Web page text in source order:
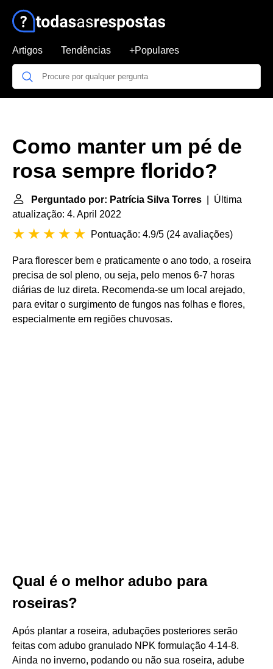
Artigos Tendências +Populares
Como manter um pé de
rosa sempre florido?
Perguntado por: Patrícia Silva Torres | Última
atualização: 4. April 2022
Pontuação: 4.9/5 (24 avaliações)
Para florescer bem e praticamente o ano todo, a roseira
precisa de sol pleno, ou seja, pelo menos 6-7 horas
diárias de luz direta. Recomenda-se um local arejado,
para evitar o surgimento de fungos nas folhas e flores,
especialmente em regiões chuvosas.
Qual é o melhor adubo para
roseiras?
Após plantar a roseira, adubações posteriores serão
feitas com adubo granulado NPK formulação 4-14-8.
Ainda no inverno, podando ou não sua roseira, adube